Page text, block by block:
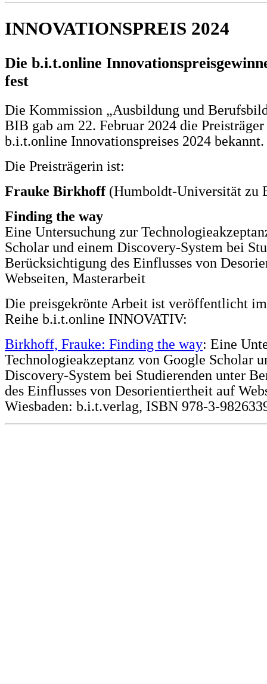
INNOVATIONSPREIS 2024
Die b.i.t.online
fest
Die Kommission „Ausbildung und
BIB gab am 22. Februar 2024 die Preisträger
b.i.t.online Innovationspreises 2024 bekannt.
Die Preisträgerin ist:
Frauke Birkhoff(Humboldt-Universität zu
Finding the way
Eine Untersuchung zur
Scholar und einem Discovery-System bei
Berücksichtigung des Einflusses von
Webseiten, Masterarbeit
Die preisgekrönte Arbeit ist veröffentlicht
Reihe b.i.t.online INNOVATIV:
Birkhoff, Frauke: Finding the way: Eine
Technologieakzeptanz von Google Scholar
Discovery-System bei Studierenden unter
des Einflusses von Desorientiertheit auf
Wiesbaden: b.i.t.verlag, ISBN 978-3-